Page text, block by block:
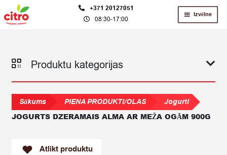
Skip
to
Skip
to
+371 20127051
08:30-17:00
Izvēlne
Produktu kategorijas
Sākums PIENA PRODUKTI/OLAS
Jogurti
JOGURTS DZERAMAIS ALMA AR MEŽA OGĀM 900G
Atlikt produktu